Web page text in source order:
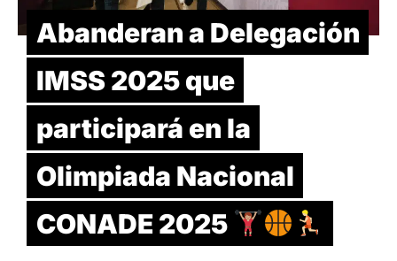
Abanderan a Delegación
IMSS 2025 que
participará en la
Olimpiada Nacional
CONADE 2025